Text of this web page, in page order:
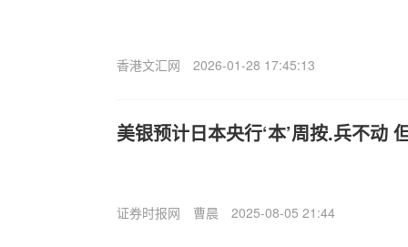
香港文汇网 2026-01-28 17:45:13
美银预计日本央行‘本’周按.兵不动
证券时报网 曹晨 2025-08-05 21:44